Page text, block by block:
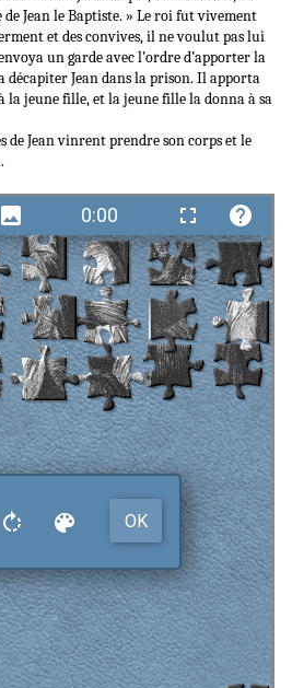
Jean le Baptiste. » Le roi fut vivement
et des convives, il ne voulut pas lui
un garde avec l’ordre d’apporter la
décapiter Jean dans la prison. Il apporta
la jeune fille, et la jeune fille la donna à sa
de Jean vinrent prendre son corps et le